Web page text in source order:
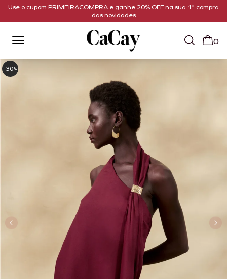
Use o cupom PRIMEIRACOMPRA e ganhe 20% OFF na sua 1ª compra
das novidades
0
-30%